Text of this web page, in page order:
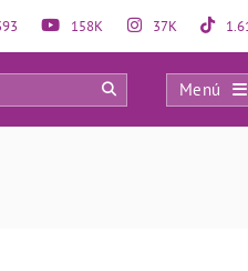
158K 37K
Menú
88